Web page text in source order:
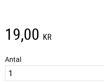
19,00 KR
Antal